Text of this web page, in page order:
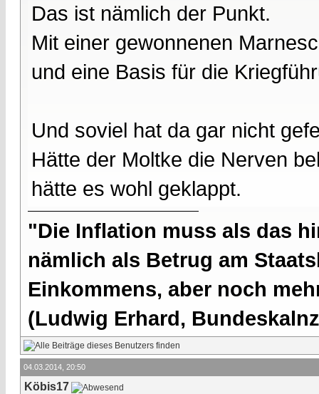
Das ist nämlich der Punkt.
Mit einer gewonnenen
und eine Basis für die
Und soviel hat da gar nicht
Hätte der Moltke die Nerven
hätte es wohl geklappt.
"Die Inflation muss als das
nämlich als Betrug am
Einkommens, aber noch
(Ludwig Erhard,
04.03.2014, 20:50
Köbis17